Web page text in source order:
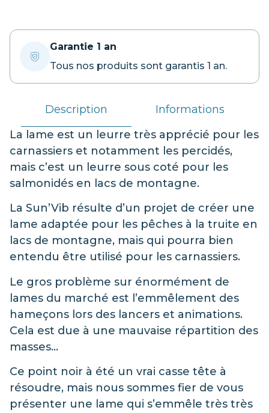
Garantie 1 an
Tous nos produits sont garantis 1 an.
Description
Informations
La lame est un leurre très apprécié pour les
carnassiers et notamment les percidés,
mais c’est un leurre sous coté pour les
salmonidés en lacs de montagne.
La Sun’Vib résulte d’un projet de créer une
lame adaptée pour les pêches à la truite en
lacs de montagne, mais qui pourra bien
entendu être utilisé pour les carnassiers.
Le gros problème sur énormément de
lames du marché est l’emmêlement des
hameçons lors des lancers et animations.
Cela est due à une mauvaise répartition des
masses…
Ce point noir à été un vrai casse tête à
résoudre, mais nous sommes fier de vous
présenter une lame qui s’emmêle très très